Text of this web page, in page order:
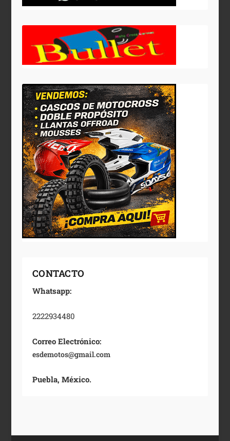
CONTACTO
Whatsapp:
2222934480
Correo Electrónico:
esdemotos@gmail.com
Puebla, México.